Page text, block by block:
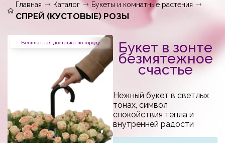
Главная Каталог Букеты и комнатные растения
СПРЕЙ (КУСТОВЫЕ) РОЗЫ
Бесплатная доставка по городу Букет в зонте
безмятежное
счастье
Нежный букет в светлых
тонах, символ
спокойствия тепла и
внутренней радости